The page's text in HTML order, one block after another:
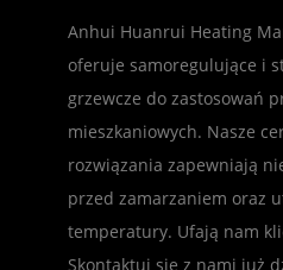
Anhui Huanrui Heating
oferuje samoregulujące i
grzewcze do zastosowań
mieszkaniowych. Nasze
rozwiązania zapewniają
przed zamarzaniem oraz
temperatury. Ufają nam
Skontaktuj się z nami już